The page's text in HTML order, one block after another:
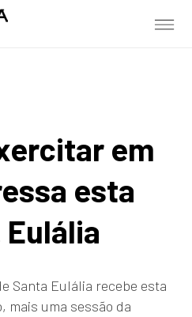
em
esta
Santa Eulália recebe esta
mais uma sessão da